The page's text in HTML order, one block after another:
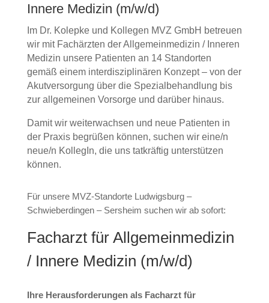
Innere Medizin (m/w/d)
Im Dr. Kolepke und Kollegen MVZ GmbH betreuen
wir mit Fachärzten der Allgemeinmedizin / Inneren
Medizin unsere Patienten an 14 Standorten
gemäß einem interdisziplinären Konzept – von der
Akutversorgung über die Spezialbehandlung bis
zur allgemeinen Vorsorge und darüber hinaus.
Damit wir weiterwachsen und neue Patienten in
der Praxis begrüßen können, suchen wir eine/n
neue/n KollegIn, die uns tatkräftig unterstützen
können.
Für unsere MVZ-Standorte Ludwigsburg –
Schwieberdingen – Sersheim suchen wir ab sofort:
Facharzt für Allgemeinmedizin
/ Innere Medizin (m/w/d)
Ihre Herausforderungen als Facharzt für